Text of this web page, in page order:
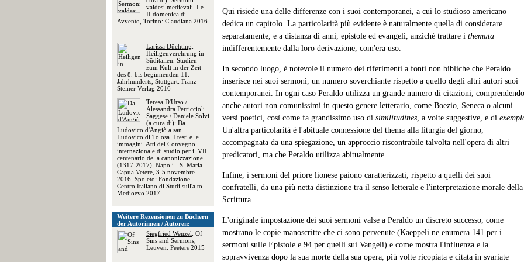
valdesi medievali. I e
II domenica di
Avvento, Torino: Claudiana 2016
Larissa Düchting:
Heiligenverehrung in
Süditalien. Studien
zum Kult in der Zeit
des 8. bis beginnenden 11.
Jahrhunderts, Stuttgart: Franz
Steiner Verlag 2016
Teresa D'Urso /
Alessandra Perriccioli
Saggese / Daniele Solvi
(a cura di): Da
Ludovico d'Angiò a san
Ludovico di Tolosa. I testi e le
immagini. Atti del Convegno
internazionale di studio per il VII
centenario della canonizzazione
(1317-2017), Napoli - S. Maria
Capua Vetere, 3-5 novembre
2016, Spoleto: Fondazione
Centro Italiano di Studi sull'alto
Medioevo 2017
Weitere Rezensionen zu Büchern
der Autorinnen / Autoren:
Siegfried Wenzel: Of
Sins and Sermons,
Leuven: Peeters 2015
Qui risiede una delle differenze con i suoi contemporanei, a cui lo studioso americano
dedica un capitolo. La particolarità più evidente è naturalmente quella di considerare
separatamente, e a distanza di anni, epistole ed evangeli, anziché trattare i themata
indifferentemente dalla loro derivazione, com'era uso.
In secondo luogo, è notevole il numero dei riferimenti a fonti non bibliche che Peraldo
inserisce nei suoi sermoni, un numero soverchiante rispetto a quello degli altri autori suoi
contemporanei. In ogni caso Peraldo utilizza un grande numero di citazioni, comprendendo
anche autori non comunissimi in questo genere letterario, come Boezio, Seneca o alcuni
versi poetici, così come fa grandissimo uso di similitudines, a volte suggestive, e di
Un'altra particolarità è l'abituale connessione del thema alla liturgia del giorno,
accompagnata da una spiegazione, un approccio riscontrabile talvolta nell'opera di altri
predicatori, ma che Peraldo utilizza abitualmente.
Infine, i sermoni del priore lionese paiono caratterizzati, rispetto a quelli dei suoi
confratelli, da una più netta distinzione tra il senso letterale e l'interpretazione morale della
Scrittura.
L'originale impostazione dei suoi sermoni valse a Peraldo un discreto successo, come
mostrano le copie manoscritte che ci sono pervenute (Kaeppeli ne enumera 141 per i
sermoni sulle Epistole e 94 per quelli sui Vangeli) e come mostra l'influenza e la
sopravvivenza dopo la sua morte della sua opera, più volte ricopiata e citata in svariate